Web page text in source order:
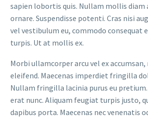
sapien lobortis quis. Nullam mollis diam
ornare. Suspendisse potenti. Cras nisi
vel vestibulum eu, commodo consequat
turpis. Ut at mollis ex.
Morbi ullamcorper arcu vel ex
eleifend. Maecenas imperdiet fringilla
Nullam fringilla lacinia purus eu pretium.
erat nunc. Aliquam feugiat turpis justo,
dapibus porta. Maecenas nec venenatis